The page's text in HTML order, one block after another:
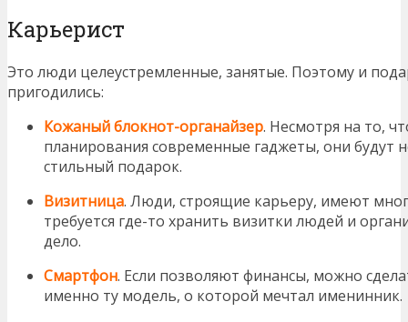
Карьерист
Это люди целеустремленные, занятые. Поэтому и
пригодились:
Кожаный блокнот-органайзер. Несмотря на то,
планирования современные гаджеты, они будут
стильный подарок.
Визитница. Люди, строящие карьеру, имеют
требуется где-то хранить визитки людей и
дело.
Смартфон. Если позволяют финансы, можно
именно ту модель, о которой мечтал именинник.